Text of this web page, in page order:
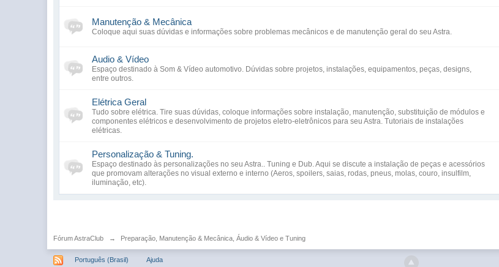
Manutenção & Mecânica
Coloque aqui suas dúvidas e informações sobre problemas mecânicos e de manutenção geral do seu Astra.
Audio & Vídeo
Espaço destinado à Som & Vídeo automotivo. Dúvidas sobre projetos, instalações, equipamentos, peças, designs,
entre outros.
Elétrica Geral
Tudo sobre elétrica. Tire suas dúvidas, coloque informações sobre instalação, manutenção, substituição de módulos e
componentes elétricos e desenvolvimento de projetos eletro-eletrônicos para seu Astra. Tutoriais de instalações
elétricas.
Personalização & Tuning.
Espaço destinado às personalizações no seu Astra.. Tuning e Dub. Aqui se discute a instalação de peças e acessórios
que promovam alterações no visual externo e interno (Aeros, spoilers, saias, rodas, pneus, molas, couro, insulfilm,
iluminação, etc).
Fórum AstraClub → Preparação, Manutenção & Mecânica, Áudio & Vídeo e Tuning
Português (Brasil) Ajuda